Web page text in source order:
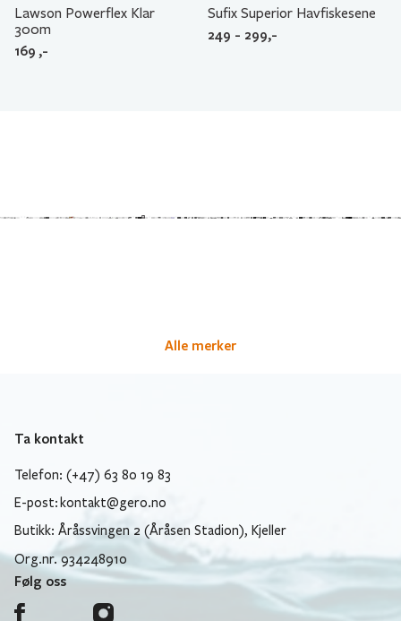
Lawson Powerflex Klar
300m
169 ,-
Sufix Superior Havfiskesene
249 - 299,-
Alle merker
Ta kontakt
Telefon: (+47) 63 80 19 83
E-post: kontakt@gero.no
Butikk: Åråssvingen 2 (Åråsen Stadion), Kjeller
Org.nr. 934248910
Følg oss